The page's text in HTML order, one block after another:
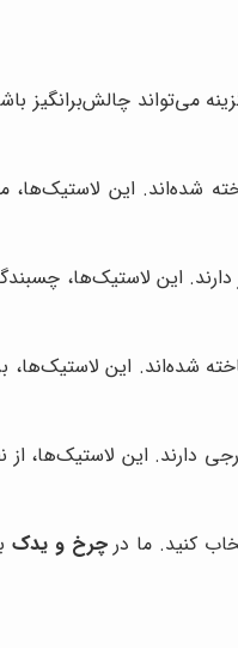
می‌تواند
این لاستیک‌ها،
این لاستیک‌ها،
شده‌اند. این لاستیک‌ها،
این لاستیک‌ها، از
کنید. ما درچرخ و یدک